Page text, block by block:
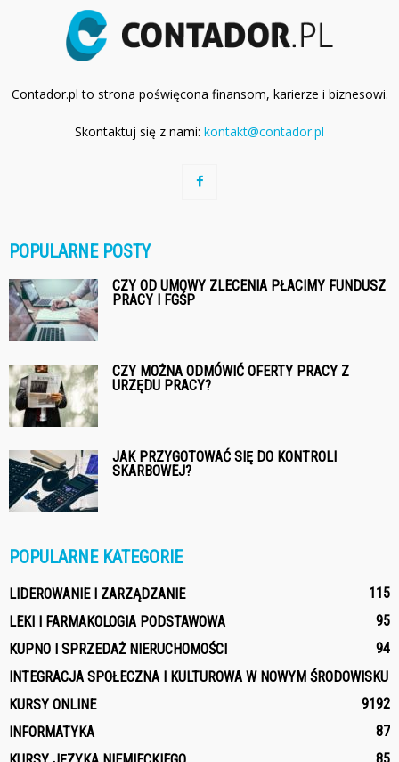
Contador.pl to strona poświęcona finansom, karierze i biznesowi.
Skontaktuj się z nami: kontakt@contador.pl
POPULARNE POSTY
CZY OD UMOWY ZLECENIA PŁACIMY FUNDUSZ
PRACY I FGŚP
CZY MOŻNA ODMÓWIĆ OFERTY PRACY Z
URZĘDU PRACY?
JAK PRZYGOTOWAĆ SIĘ DO KONTROLI
SKARBOWEJ?
POPULARNE KATEGORIE
LIDEROWANIE I ZARZĄDZANIE
115
LEKI I FARMAKOLOGIA PODSTAWOWA
95
KUPNO I SPRZEDAŻ NIERUCHOMOŚCI
94
INTEGRACJA SPOŁECZNA I KULTUROWA W NOWYM ŚRODOWISKU
92
KURSY ONLINE
91
INFORMATYKA
87